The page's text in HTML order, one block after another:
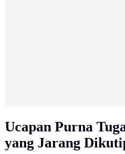
Ucapan Purna
yang Jarang